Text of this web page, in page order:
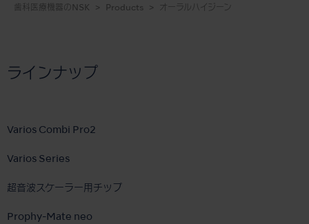
歯科医療機器のNSK Products オーラルハイジーン
ラインナップ
Varios Combi Pro2
Varios Series
超音波スケーラー用チップ
Prophy-Mate neo